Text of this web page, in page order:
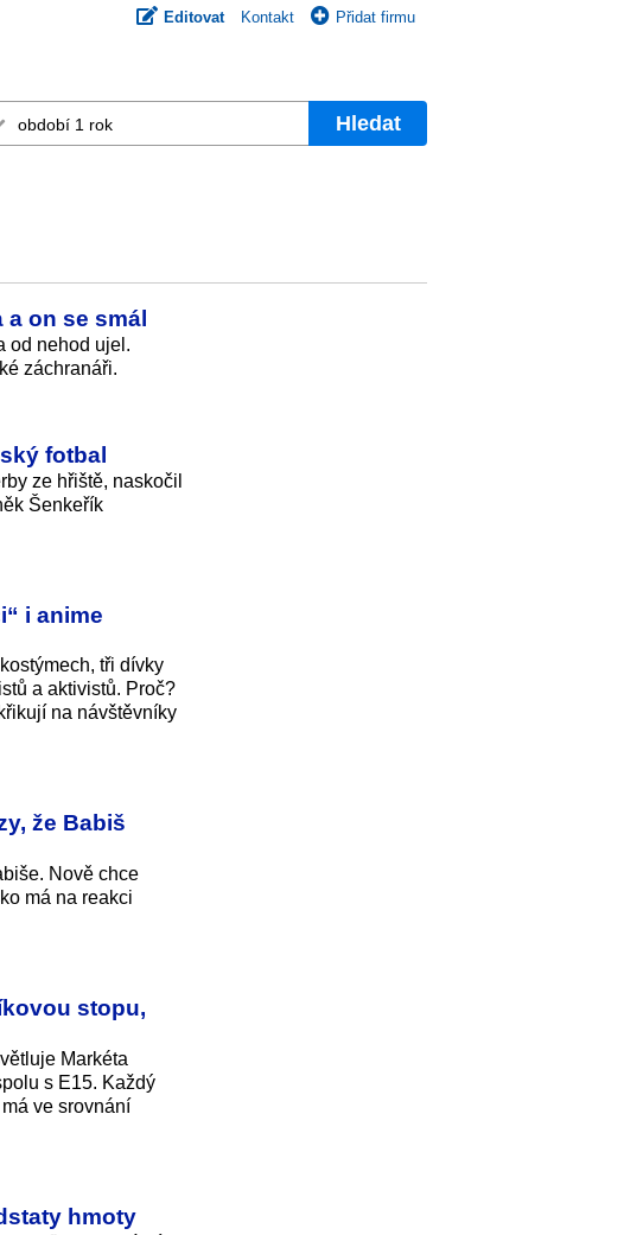
Editovat Kontakt Přidat firmu
Hledat
a on se smál
od nehod ujel.
záchranáři.
fotbal
ze hřiště, naskočil
Šenkeřík
i anime
tři dívky
a aktivistů. Proč?
na návštěvníky
že Babiš
Nově chce
má na reakci
stopu,
Markéta
s E15. Každý
ve srovnání
hmoty